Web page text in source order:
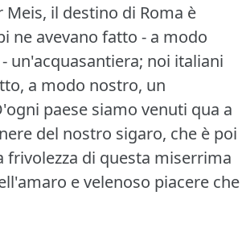
Meis, il destino di Roma è
ne avevano fatto - a modo
un'acquasantiera; noi italiani
a modo nostro, un
paese siamo venuti qua a
del nostro sigaro, che è poi
frivolezza di questa miserrima
e velenoso piacere che